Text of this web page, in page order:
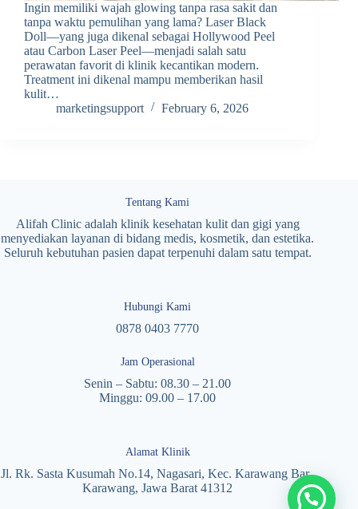
Ingin memiliki wajah glowing tanpa rasa sakit dan
tanpa waktu pemulihan yang lama? Laser Black
Doll—yang juga dikenal sebagai Hollywood Peel
atau Carbon Laser Peel—menjadi salah satu
perawatan favorit di klinik kecantikan modern.
Treatment ini dikenal mampu memberikan hasil
kulit…
marketingsupport
February 6, 2026
Tentang Kami
Alifah Clinic adalah klinik kesehatan kulit dan gigi yang
menyediakan layanan di bidang medis, kosmetik, dan estetika.
Seluruh kebutuhan pasien dapat terpenuhi dalam satu tempat.
Hubungi Kami
0878 0403 7770
Jam Operasional
Senin – Sabtu: 08.30 – 21.00
Minggu: 09.00 – 17.00
Alamat Klinik
Jl. Rk. Sasta Kusumah No.14, Nagasari, Kec. Karawang Bar.,
Karawang, Jawa Barat 41312